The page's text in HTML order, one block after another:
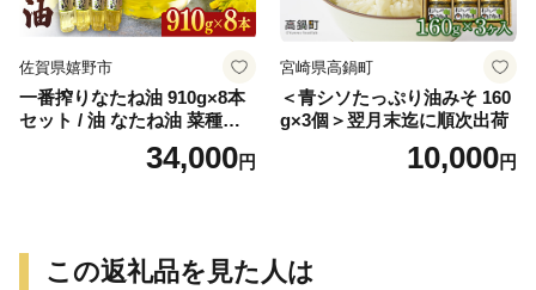
佐賀県嬉野市
一番搾りなたね油 910g×8本
セット / 油 なたね油 菜種油
ナタネ【山下製油】 [NBE00
34,000円
宮崎県高鍋町
＜青シソたっぷり油みそ 160
g×3個＞翌月末迄に順次出荷
10,000円
この返礼品を見た人は